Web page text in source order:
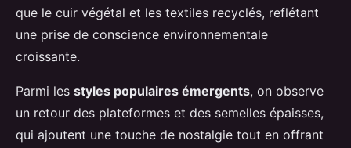
que le cuir végétal et les textiles recyclés, reflétant
une prise de conscience environnementale
croissante.
Parmi les styles populaires émergents, on observe
un retour des plateformes et des semelles épaisses,
qui ajoutent une touche de nostalgie tout en offrant